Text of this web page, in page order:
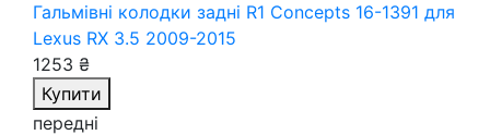
Гальмівні колодки задні R1 Concepts 16-1391 для
Lexus RX 3.5 2009-2015
1253 ₴
Купити
передні